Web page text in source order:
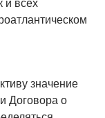
и всех
значение
Договора о